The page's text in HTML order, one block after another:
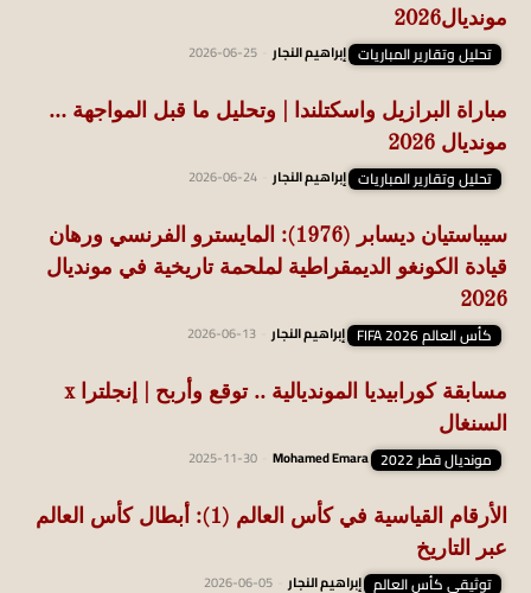
مونديال2026
تحليل وتقارير المباريات إبراهيم النجار 2026-06-25
مباراة البرازيل واسكتلندا | وتحليل ما قبل المواجهة …
مونديال 2026
تحليل وتقارير المباريات إبراهيم النجار 2026-06-24
سيباستيان ديسابر (1976): المايسترو الفرنسي ورهان
قيادة الكونغو الديمقراطية لملحمة تاريخية في مونديال
2026
كأس العالم FIFA 2026 إبراهيم النجار 2026-06-13
مسابقة كورابيديا المونديالية .. توقع وأربح | إنجلترا x
السنغال
مونديال قطر 2022 Mohamed Emara
2025-11-30
الأرقام القياسية في كأس العالم (1): أبطال كأس العالم
عبر التاريخ
توثيقي كأس العالم إبراهيم النجار 2026-06-05